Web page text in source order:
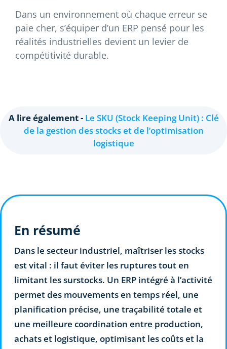
Dans un environnement où chaque erreur se
paie cher, s’équiper d’un ERP pensé pour les
réalités industrielles devient un levier de
compétitivité durable.
A lire également - Le SKU (Stock Keeping Unit) : Clé
de la gestion des stocks et de l’optimisation
logistique
En résumé
Dans le secteur industriel, maîtriser les stocks
est vital : il faut éviter les ruptures tout en
limitant les surstocks. Un ERP intégré à l’activité
permet des mouvements en temps réel, une
planification précise, une traçabilité totale et
une meilleure coordination entre production,
achats et logistique, optimisant les coûts et la